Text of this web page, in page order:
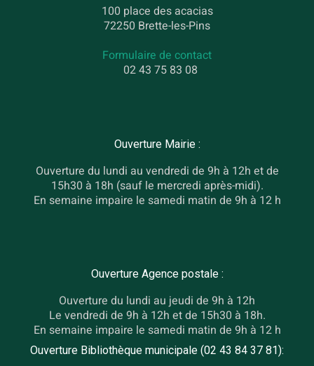
100 place des acacias
72250 Brette-les-Pins
Formulaire de contact
02 43 75 83 08
Ouverture Mairie :
Ouverture du lundi au vendredi de 9h à 12h et de
15h30 à 18h (sauf le mercredi après-midi).
En semaine impaire le samedi matin de 9h à 12 h
Ouverture Agence postale :
Ouverture du lundi au jeudi de 9h à 12h
Le vendredi de 9h à 12h et de 15h30 à 18h.
En semaine impaire le samedi matin de 9h à 12 h
Ouverture Bibliothèque municipale (02 43 84 37 81):